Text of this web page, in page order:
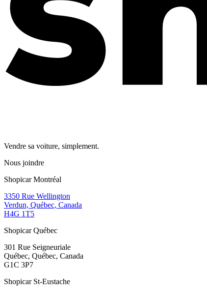
Vendre sa voiture, simplement.
Nous joindre
Shopicar Montréal
3350 Rue Wellington
Verdun, Québec, Canada
H4G 1T5
Shopicar Québec
301 Rue Seigneuriale
Québec, Québec, Canada
G1C 3P7
Shopicar St-Eustache